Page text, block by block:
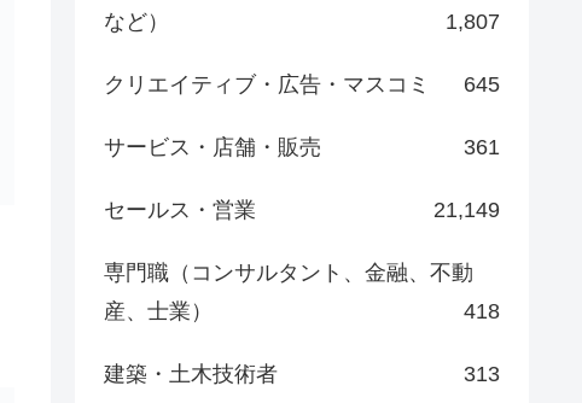
など）
1,807
クリエイティブ・広告・マスコミ 645
サービス・店舗・販売 361
セールス・営業 21,149
専門職（コンサルタント、金融、不動
産、士業）
418
建築・土木技術者 313